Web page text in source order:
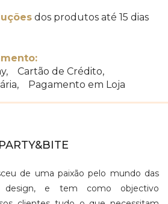
dos produtos até 15 dias
Cartão de Crédito,
Pagamento em Loja
PARTY&BITE
de uma paixão pelo mundo das
e tem como objectivo